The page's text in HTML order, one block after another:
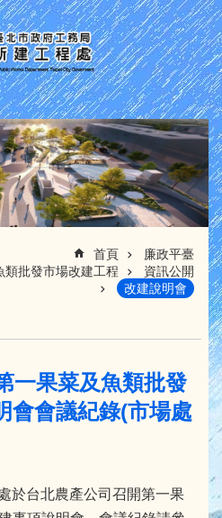
首頁
廉政平臺
類批發市場改建工程
資訊公開
改建說明會
一果菜及魚類批發
會會議紀錄(市場處
於台北農產公司召開第一果